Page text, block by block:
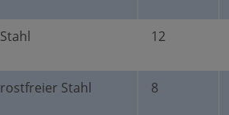
Stahl 12
rostfreier Stahl 8